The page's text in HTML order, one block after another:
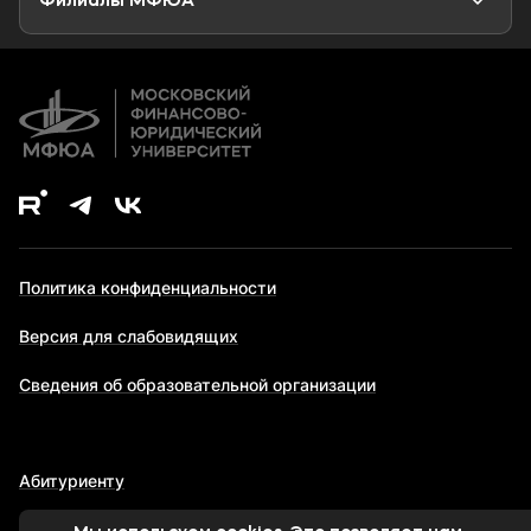
Дополнительное образование
Политика конфиденциальности
Версия для слабовидящих
Сведения об образовательной организации
Абитуриенту